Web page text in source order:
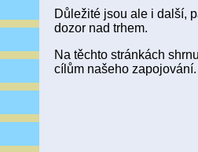
Důležité jsou ale i další,
dozor nad trhem.
Na těchto stránkách
cílům našeho zapojování.